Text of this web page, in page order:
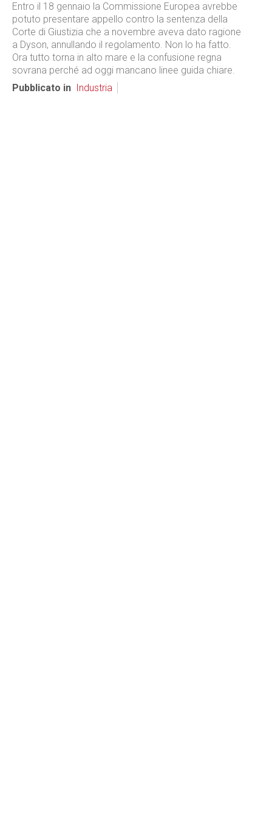
Entro il 18 gennaio la Commissione Europea avrebbe
potuto presentare appello contro la sentenza della
Corte di Giustizia che a novembre aveva dato ragione
a Dyson, annullando il regolamento. Non lo ha fatto.
Ora tutto torna in alto mare e la confusione regna
sovrana perché ad oggi mancano linee guida chiare.
Pubblicato in
Industria